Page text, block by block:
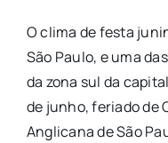
O clima de festa
São Paulo, e uma
da zona sul da
de junho, feriado de
Anglicana de São